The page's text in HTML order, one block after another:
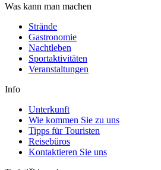
Was kann man machen
Strände
Gastronomie
Nachtleben
Sportaktivitäten
Veranstaltungen
Info
Unterkunft
Wie kommen Sie zu uns
Tipps für Touristen
Reisebüros
Kontaktieren Sie uns